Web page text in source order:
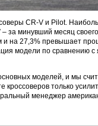
CR-Vи Pilot.
– за минувший месяц
и на 27,3% превышает
модели по сравнению с
моделей, и мы
кроссоверов только
менеджер